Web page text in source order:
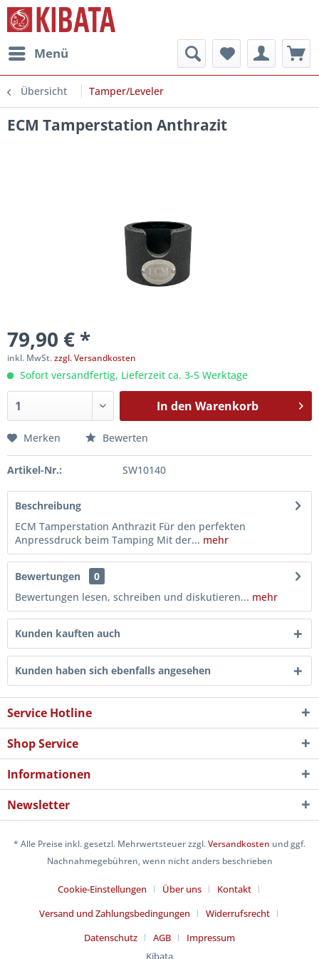
Menü
Übersicht Tamper/Leveler
ECM Tamperstation Anthrazit
79,90 € *
inkl. MwSt.zzgl. Versandkosten
Sofort versandfertig, Lieferzeit ca. 3-5 Werktage
In den Warenkorb
Merken Bewerten
Artikel-Nr.: SW10140
Beschreibung
ECM Tamperstation Anthrazit Für den perfekten
Anpressdruck beim Tamping Mit der... mehr
Bewertungen
0
Bewertungen lesen, schreiben und diskutieren... mehr
Kunden kauften auch
Kunden haben sich ebenfalls angesehen
Service Hotline
Shop Service
Informationen
Newsletter
* Alle Preise inkl. gesetzl. Mehrwertsteuer zzgl.Versandkosten und ggf.
Nachnahmegebühren, wenn nicht anders beschrieben
Cookie-Einstellungen Über uns
Kontakt
Versand und Zahlungsbedingungen
Widerrufsrecht
Datenschutz
AGB
Impressum
Kibata